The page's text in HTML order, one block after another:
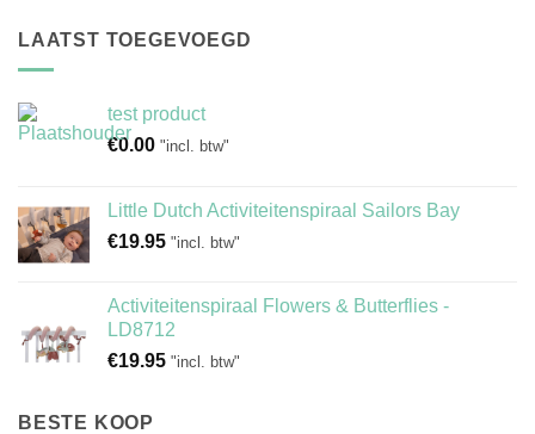
LAATST TOEGEVOEGD
test product
€0.00 "incl. btw"
Little Dutch Activiteitenspiraal Sailors Bay
€19.95 "incl. btw"
Activiteitenspiraal Flowers & Butterflies -
LD8712
€19.95 "incl. btw"
BESTE KOOP